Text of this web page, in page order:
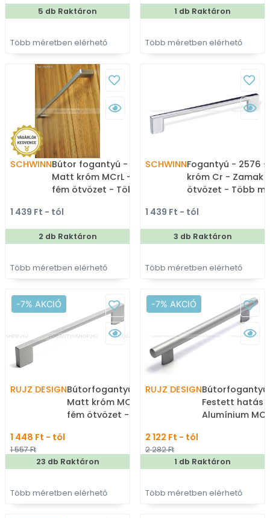
5 db Raktáron
Több méretben elérhető
1 db Raktáron
Több méretben elérhető
SCHWINNBútor fogantyú - 2576 -
Matt króm MCrL - Zamak
fém ötvözet - Több
bútorfogantyú
1 439 Ft - tól
2 db Raktáron
Több méretben elérhető
SCHWINNFogantyú - 2576 -
króm Cr - Zamak
ötvözet - Több
bútorfogantyú
1 439 Ft - tól
3 db Raktáron
Több méretben elérhető
-7% AKCIÓ
RUJZ DESIGNBútorfogantyú - 529.27 -
Matt króm MCrL - Zamak
fém ötvözet - Több
1 448 Ft - tól
1 557 Ft
23 db Raktáron
Több méretben elérhető
-7% AKCIÓ
RUJZ DESIGNBútorfogantyú
Festett hatás -
Alumínium
Több
fém
2 122 Ft - tól
2 282 Ft
1 db Raktáron
Több méretben elérhető